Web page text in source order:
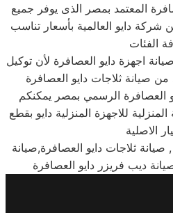
المعتمد بمصر الذى يوفر جميع
شركة دايو العالمية بأسعار تناسب
الفئات
اجهزة دايو العصافرة لأن توكيل
من صيانة ثلاجات دايو العصافرة
العصافرة الرسمي بمصر يمكنكم
للاجهزة المنزلية دايو بقطع
الاصلية
صيانة ثلاجات دايو العصافرة,صيانة
ديب فريزر دايو العصافرة